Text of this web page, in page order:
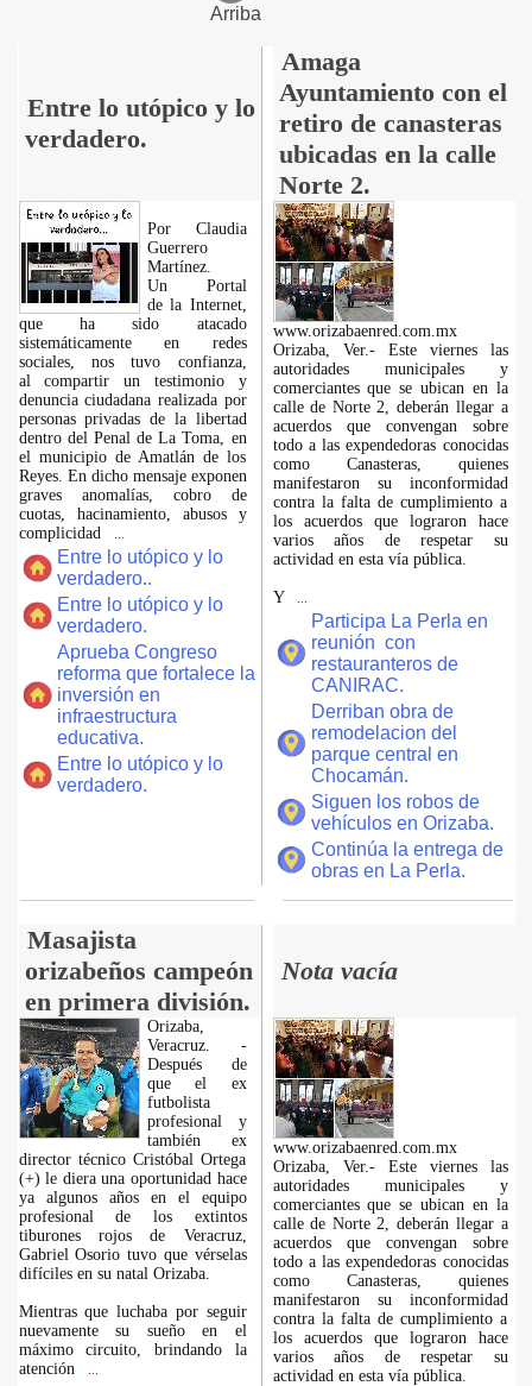
Arriba
Entre lo utópico y lo
verdadero.
Amaga
Ayuntamiento con el
retiro de canasteras
ubicadas en la calle
Norte 2.
Por Claudia
Guerrero
Martínez.
​Un Portal
de la Internet,
que ha sido atacado
sistemáticamente en redes
sociales, nos tuvo confianza,
al compartir un testimonio y
denuncia ciudadana realizada por
personas privadas de la libertad
dentro del Penal de La Toma, en
el municipio de Amatlán de los
Reyes. En dicho mensaje exponen
graves anomalías, cobro de
cuotas, hacinamiento, abusos y
complicidad
Entre lo utópico y lo
verdadero..
Entre lo utópico y lo
verdadero.
Aprueba Congreso
reforma que fortalece la
inversión en
infraestructura
educativa.
Entre lo utópico y lo
verdadero.
www.orizabaenred.com.mx
Orizaba, Ver.- Este viernes las
autoridades municipales y
comerciantes que se ubican en la
calle de Norte 2, deberán llegar a
acuerdos que convengan sobre
todo a las expendedoras conocidas
como Canasteras, quienes
manifestaron su inconformidad
contra la falta de cumplimiento a
los acuerdos que lograron hace
varios años de respetar su
actividad en esta vía pública.
Y
Participa La Perla en
reunión con
restauranteros de
CANIRAC.
Derriban obra de
remodelacion del
parque central en
Chocamán.
Siguen los robos de
vehículos en Orizaba.
Continúa la entrega de
obras en La Perla.
Masajista
orizabeños campeón
en primera división.
Nota vacía
Orizaba,
Veracruz. -
Después de
que el ex
futbolista
profesional y
también ex
director técnico Cristóbal Ortega
(+) le diera una oportunidad hace
ya algunos años en el equipo
profesional de los extintos
tiburones rojos de Veracruz,
Gabriel Osorio tuvo que vérselas
difíciles en su natal Orizaba.
Mientras que luchaba por seguir
nuevamente su sueño en el
máximo circuito, brindando la
atención
www.orizabaenred.com.mx
Orizaba, Ver.- Este viernes las
autoridades municipales y
comerciantes que se ubican en la
calle de Norte 2, deberán llegar a
acuerdos que convengan sobre
todo a las expendedoras conocidas
como Canasteras, quienes
manifestaron su inconformidad
contra la falta de cumplimiento a
los acuerdos que lograron hace
varios años de respetar su
actividad en esta vía pública.